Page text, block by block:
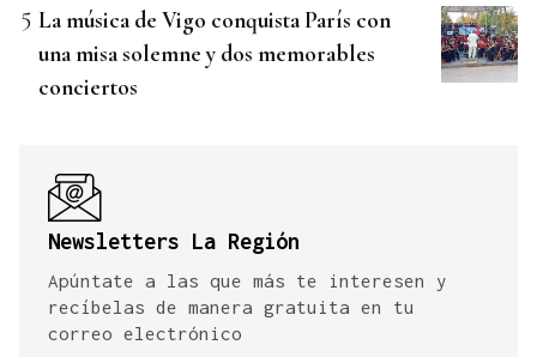
La música de Vigo conquista París con
una misa solemne y dos memorables
conciertos
Newsletters La Región
Apúntate a las que más te interesen y
recíbelas de manera gratuita en tu
correo electrónico